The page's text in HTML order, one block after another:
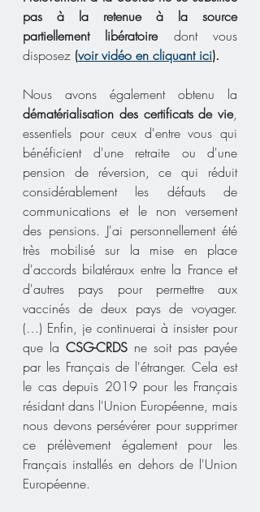
pas à la retenue à la source
partiellement libératoire dont vous
disposez (voir vidéo en cliquant ici).
dématérialisation des certificats de vie,
essentiels pour ceux d'entre vous qui
bénéficient d'une retraite ou d'une
pension de réversion, ce qui réduit
considérablement les défauts de
communications et le non versement
des pensions. J'ai personnellement été
très mobilisé sur la mise en place
d'accords bilatéraux entre la France et
d'autres pays pour permettre aux
vaccinés de deux pays de voyager.
(…) Enfin, je continuerai à insister pour
que la CSG-CRDS ne soit pas payée
par les Français de l'étranger. Cela est
le cas depuis 2019 pour les Français
résidant dans l'Union Européenne, mais
nous devons persévérer pour supprimer
ce prélèvement également pour les
Français installés en dehors de l'Union
Européenne.